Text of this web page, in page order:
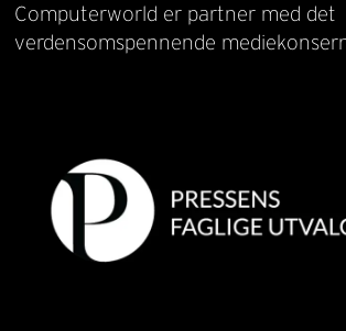
Computerworld er partner med det
verdensomspennende